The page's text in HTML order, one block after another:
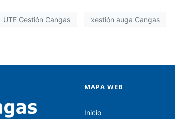
UTE Gestión Cangas xestión auga Cangas
MAPA WEB
Inicio